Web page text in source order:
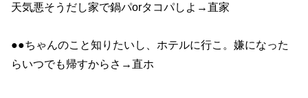
天気悪そうだし家で鍋パorタコパしよ→直家
●●ちゃんのこと知りたいし、ホテルに行こ。嫌になった
らいつでも帰すからさ→直ホ